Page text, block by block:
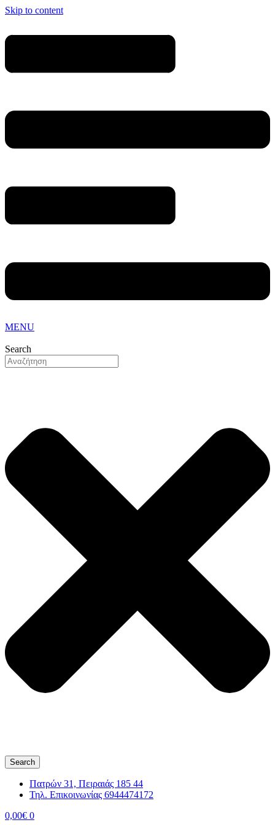
Skip to content
MENU
Search
Search
Πατρών 31, Πειραιάς 185 44
Τηλ. Επικοινωνίας 6944474172
0,00€ 0